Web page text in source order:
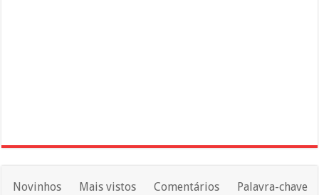
Novinhos Mais vistos Comentários Palavra-chave